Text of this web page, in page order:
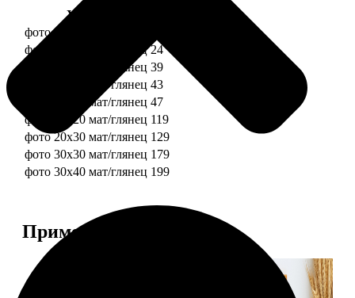
Услуга
фото 10х10 мат/глянец
фото 10х15 мат/глянец 24
фото 13х18 мат/глянец 39
фото 15х15 мат/глянец 43
фото 15х20 мат/глянец 47
фото 20х20 мат/глянец 119
фото 20х30 мат/глянец 129
фото 30х30 мат/глянец 179
фото 30х40 мат/глянец 199
Примеры работ